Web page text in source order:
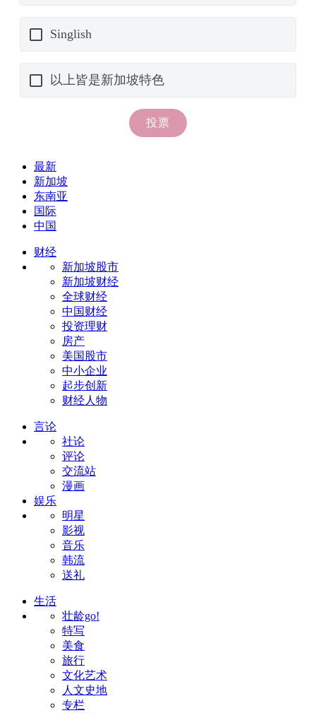
最新
新加坡
东南亚
国际
中国
财经
新加坡股市
新加坡财经
全球财经
中国财经
投资理财
房产
美国股市
中小企业
起步创新
财经人物
言论
社论
评论
交流站
漫画
娱乐
明星
影视
音乐
韩流
送礼
生活
壮龄go!
特写
美食
旅行
文化艺术
人文史地
专栏